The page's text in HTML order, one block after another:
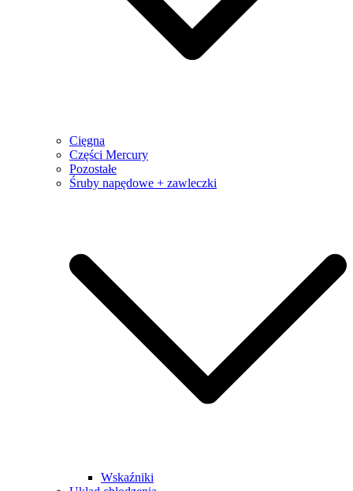
Cięgna
Części Mercury
Pozostałe
Śruby napędowe + zawleczki
Wskaźniki